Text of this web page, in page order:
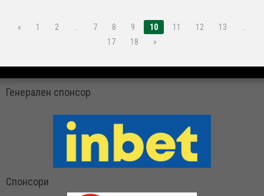
« 1 2 … 7 8 9 10 11 12 13
…
17
18 »
Генерален спонсор
Спонсори